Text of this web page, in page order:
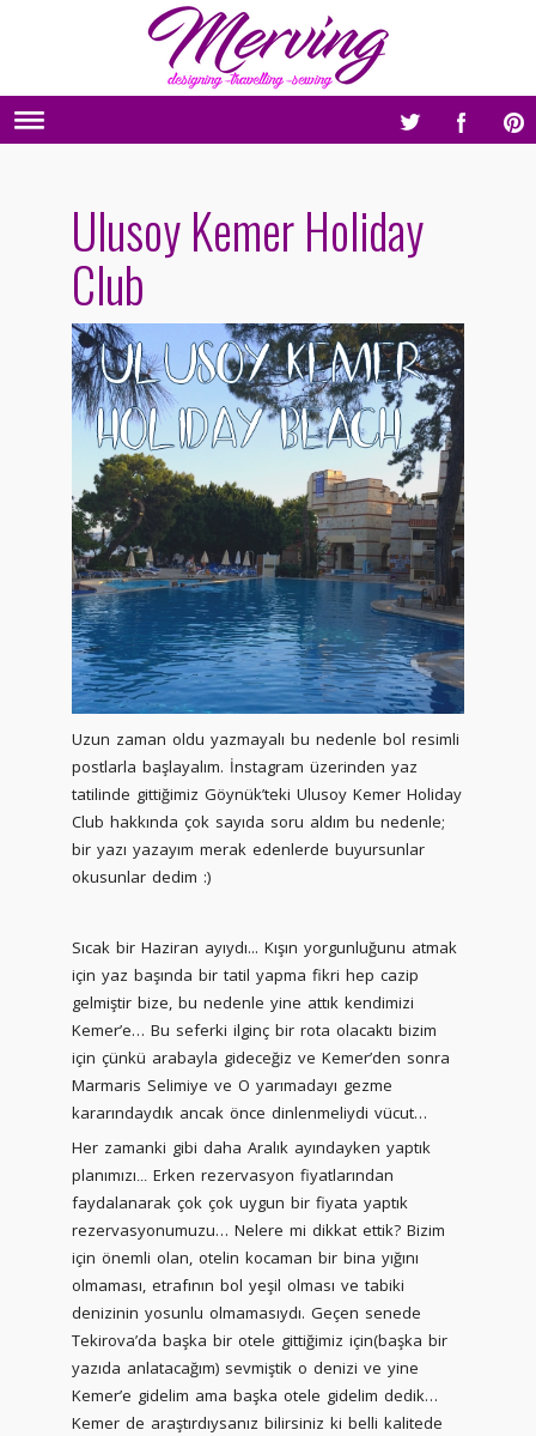
Ulusoy Kemer Holiday
Club
Uzun zaman oldu yazmayalı bu nedenle bol resimli
postlarla başlayalım. İnstagram üzerinden yaz
tatilinde gittiğimiz Göynük’teki Ulusoy Kemer Holiday
Club hakkında çok sayıda soru aldım bu nedenle;
bir yazı yazayım merak edenlerde buyursunlar
okusunlar dedim :)
Sıcak bir Haziran ayıydı... Kışın yorgunluğunu atmak
için yaz başında bir tatil yapma fikri hep cazip
gelmiştir bize, bu nedenle yine attık kendimizi
Kemer’e… Bu seferki ilginç bir rota olacaktı bizim
için çünkü arabayla gideceğiz ve Kemer’den sonra
Marmaris Selimiye ve O yarımadayı gezme
kararındaydık ancak önce dinlenmeliydi vücut…
Her zamanki gibi daha Aralık ayındayken yaptık
planımızı... Erken rezervasyon fiyatlarından
faydalanarak çok çok uygun bir fiyata yaptık
rezervasyonumuzu… Nelere mi dikkat ettik? Bizim
için önemli olan, otelin kocaman bir bina yığını
olmaması, etrafının bol yeşil olması ve tabiki
denizinin yosunlu olmamasıydı. Geçen senede
Tekirova’da başka bir otele gittiğimiz için(başka bir
yazıda anlatacağım) sevmiştik o denizi ve yine
Kemer’e gidelim ama başka otele gidelim dedik…
Kemer de araştırdıysanız bilirsiniz ki belli kalitede